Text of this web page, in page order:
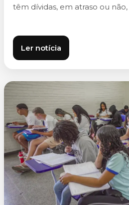
têm dívidas, em atraso ou não,
Ler notícia